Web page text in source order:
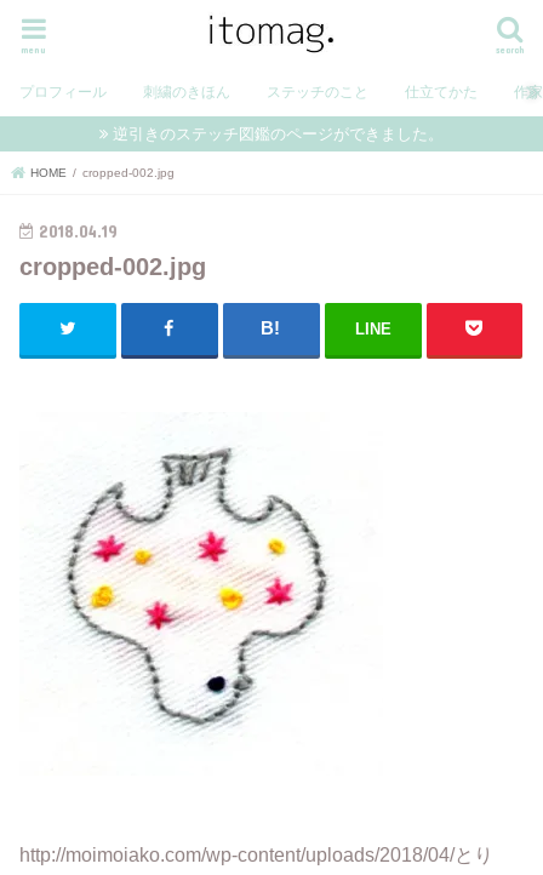
search
menu
プロフィール 刺繍のきほん ステッチのこと 仕立てかた 作
逆引きのステッチ図鑑のページができました。
HOME cropped-002.jpg
2018.04.19
cropped-002.jpg
LINE
http://moimoiako.com/wp-content/uploads/2018/04/とり